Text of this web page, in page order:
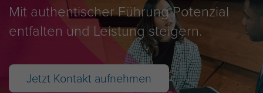
Mit authentischer Führung Potenzial
entfalten und Leistung steigern.
Jetzt Kontakt aufnehmen